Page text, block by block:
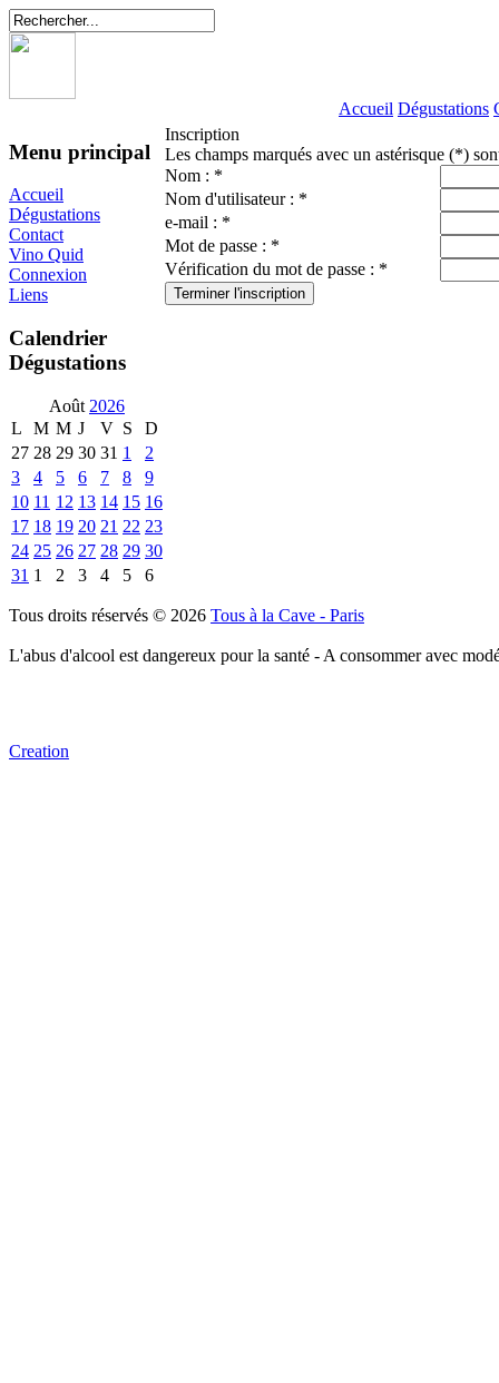
Accueil Dégustations
Menu principal
Accueil
Dégustations
Contact
Vino Quid
Connexion
Liens
Calendrier
Dégustations
Août 2026
L
M M J V S
D
27 28 29 30 31 1
2
3
4 5 6 7 8
9
10 11 12 13 14 15 16
17 18 19 20 21 22 23
24 25 26 27 28 29 30
31 1 2 3 4 5 6
Inscription
Les champs marqués avec un astérisque (*)
Nom : *
Nom d'utilisateur : *
e-mail : *
Mot de passe : *
Vérification du mot de passe : *
Tous droits réservés © 2026 Tous à la Cave - Paris
L'abus d'alcool est dangereux pour la santé - A consommer avec
Creation